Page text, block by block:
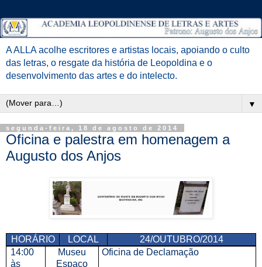
A ALLA acolhe escritores e artistas locais, apoiando o culto
das letras, o resgate da história de Leopoldina e o
desenvolvimento das artes e do intelecto.
▼
segunda-feira, 18 de agosto de 2014
Oficina e palestra em homenagem a
Augusto dos Anjos
HORÁRIO LOCAL
24/OUTUBRO/2014
14:00
às
Museu
Espaço
Oficina de Declamação